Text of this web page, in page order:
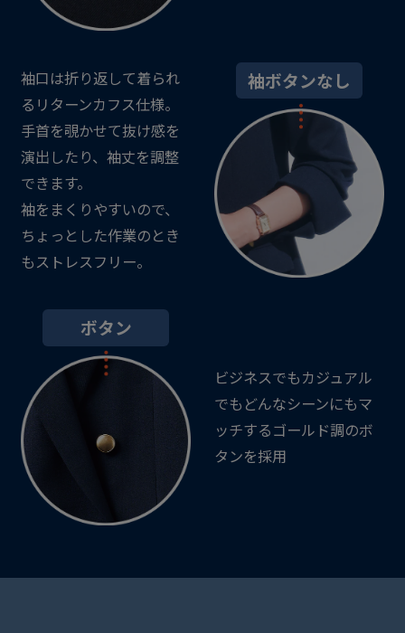
袖ボタンなし
袖口は折り返して着られ
るリターンカフス仕様。
手首を覗かせて抜け感を
演出したり、袖丈を調整
できます。
袖をまくりやすいので、
ちょっとした作業のとき
もストレスフリー。
ボタン
ビジネスでもカジュアル
でもどんなシーンにもマ
ッチするゴールド調のボ
タンを採用